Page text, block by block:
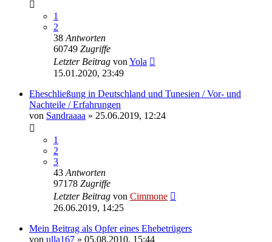
1
2
38 Antworten
60749 Zugriffe
Letzter Beitrag von Yola
15.01.2020, 23:49
Eheschließung in Deutschland und Tunesien / Vor- und
Nachteile / Erfahrungen
von Sandraaaa » 25.06.2019, 12:24
1
2
3
43 Antworten
97178 Zugriffe
Letzter Beitrag von Cimmone
26.06.2019, 14:25
Mein Beitrag als Opfer eines Ehebetrügers
von ulla167 » 05.08.2010, 15:44